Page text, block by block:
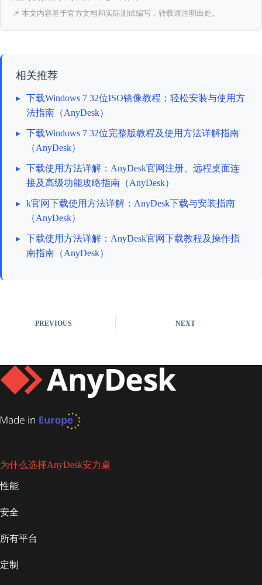
📌 本文内容基于官方文档和实际测试编写，转载请注明出处。
相关推荐
▸ 下载Windows 7 32位ISO镜像教程：轻松安装与使用方
法指南（AnyDesk）
▸ 下载Windows 7 32位完整版教程及使用方法详解指南
（AnyDesk）
▸ 下载使用方法详解：AnyDesk官网注册、远程桌面连
接及高级功能攻略指南（AnyDesk）
▸ k官网下载使用方法详解：AnyDesk下载与安装指南
（AnyDesk）
▸ 下载使用方法详解：AnyDesk官网下载教程及操作指
南指南（AnyDesk）
PREVIOUS NEXT
为什么选择AnyDesk安力桌
性能
安全
所有平台
定制